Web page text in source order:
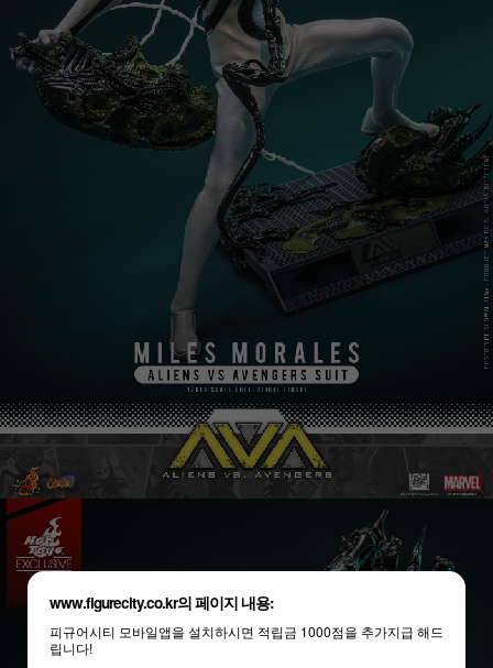
www.figurecity.co.kr의 페이지 내용:
피규어시티 모바일앱을 설치하시면 적립금 1000점을 추가지급 해드
립니다!